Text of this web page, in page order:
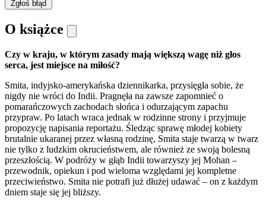
Zgłoś błąd
O książce
Czy w kraju, w którym zasady mają większą wagę niż głos
serca, jest miejsce na miłość?
Smita, indyjsko-amerykańska dziennikarka, przysięgła sobie, że
nigdy nie wróci do Indii. Pragnęła na zawsze zapomnieć o
pomarańczowych zachodach słońca i odurzającym zapachu
przypraw. Po latach wraca jednak w rodzinne strony i przyjmuje
propozycję napisania reportażu. Śledząc sprawę młodej kobiety
brutalnie ukaranej przez własną rodzinę, Smita staje twarzą w twarz
nie tylko z ludzkim okrucieństwem, ale również ze swoją bolesną
przeszłością. W podróży w głąb Indii towarzyszy jej Mohan –
przewodnik, opiekun i pod wieloma względami jej kompletne
przeciwieństwo. Smita nie potrafi już dłużej udawać – on z każdym
dniem staje się jej bliższy.